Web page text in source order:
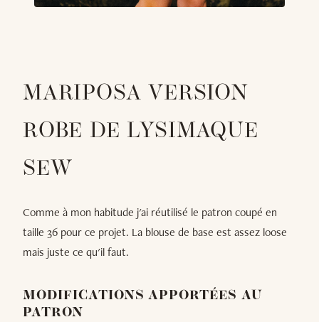
MARIPOSA VERSION
ROBE DE LYSIMAQUE
SEW
Comme à mon habitude j'ai réutilisé le patron coupé en
taille 36 pour ce projet. La blouse de base est assez loose
mais juste ce qu'il faut.
MODIFICATIONS APPORTÉES AU
PATRON